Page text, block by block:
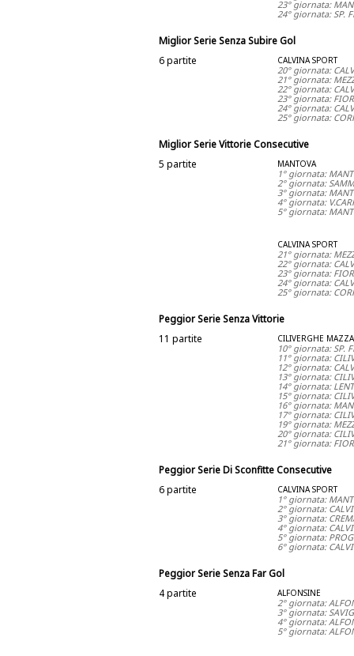
23° giornata:
24° giornata: SP.
Miglior Serie Senza Subire Gol
6 partite
CALVINA SPORT
20° giornata:
21° giornata:
22° giornata:
23° giornata:
24° giornata:
25° giornata:
Miglior Serie Vittorie Consecutive
5 partite
MANTOVA
1° giornata:
2° giornata:
3° giornata:
4° giornata:
5° giornata:
CALVINA SPORT
21° giornata:
22° giornata:
23° giornata:
24° giornata:
25° giornata:
Peggior Serie Senza Vittorie
11 partite
CILIVERGHE
10° giornata: SP.
11° giornata:
12° giornata:
13° giornata:
14° giornata:
15° giornata:
16° giornata:
17° giornata:
19° giornata:
20° giornata:
21° giornata:
Peggior Serie Di Sconfitte Consecutive
6 partite
CALVINA SPORT
1° giornata:
2° giornata:
3° giornata:
4° giornata:
5° giornata:
6° giornata:
Peggior Serie Senza Far Gol
4 partite
ALFONSINE
2° giornata:
3° giornata:
4° giornata:
5° giornata: